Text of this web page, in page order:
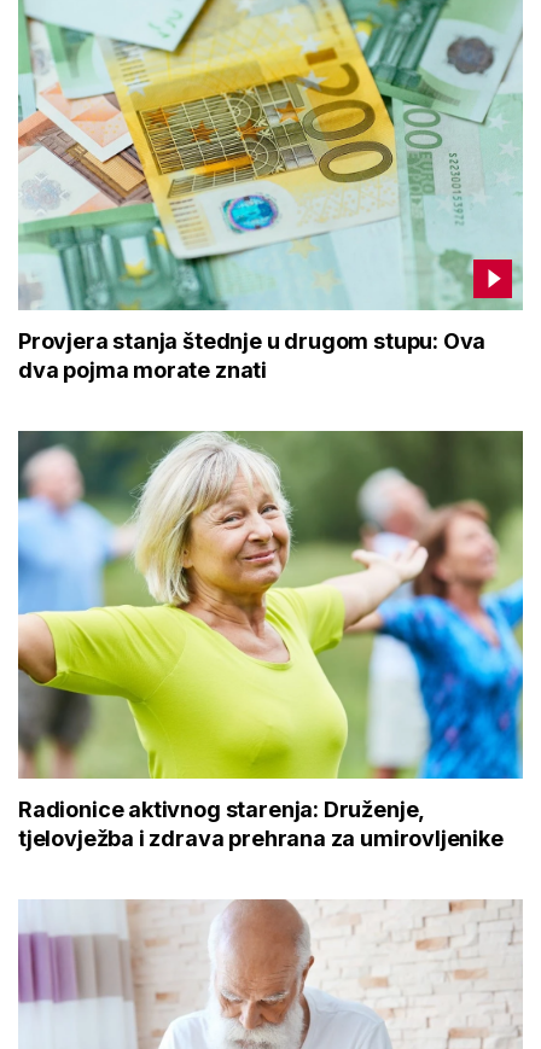
Provjera stanja štednje u drugom stupu: Ova
dva pojma morate znati
Radionice aktivnog starenja: Druženje,
tjelovježba i zdrava prehrana za umirovljenike